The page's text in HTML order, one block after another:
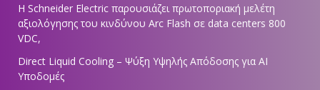
Η Schneider Electric παρουσιάζει πρωτοποριακή μελέτη
αξιολόγησης του κινδύνου Arc Flash σε data centers 800
VDC,
Direct Liquid Cooling – Ψύξη Υψηλής Απόδοσης για AI
Υποδομές